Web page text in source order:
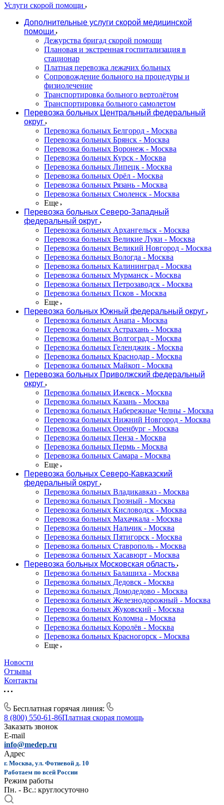
Услуги скорой помощи
Дополнительные услуги скорой медицинской
помощи
Дежурства бригад скорой помощи
Плановая и экстренная госпитализация в
стационар
Платная перевозка лежачих больных
Сопровождение больного на процедуры и
физиолечение
Транспортировка больного вертолётом
Транспортировка больного самолетом
Перевозка больных Центральный федеральный
округ
Перевозка больных Белгород - Москва
Перевозка больных Брянск - Москва
Перевозка больных Воронеж - Москва
Перевозка больных Курск - Москва
Перевозка больных Липецк - Москва
Перевозка больных Орёл - Москва
Перевозка больных Рязань - Москва
Перевозка больных Смоленск - Москва
Еще
Перевозка больных Северо-Западный
федеральный округ
Перевозка больных Архангельск - Москва
Перевозка больных Великие Луки - Москва
Перевозка больных Великий Новгород - Москва
Перевозка больных Вологда - Москва
Перевозка больных Калининград - Москва
Перевозка больных Мурманск - Москва
Перевозка больных Петрозаводск - Москва
Перевозка больных Псков - Москва
Еще
Перевозка больных Южный федеральный округ
Перевозка больных Анапа - Москва
Перевозка больных Астрахань - Москва
Перевозка больных Волгоград - Москва
Перевозка больных Геленджик - Москва
Перевозка больных Краснодар - Москва
Перевозка больных Майкоп - Москва
Перевозка больных Приволжский федеральный
округ
Перевозка больных Ижевск - Москва
Перевозка больных Казань - Москва
Перевозка больных Набережные Челны - Москва
Перевозка больных Нижний Новгород - Москва
Перевозка больных Оренбург - Москва
Перевозка больных Пенза - Москва
Перевозка больных Пермь - Москва
Перевозка больных Самара - Москва
Еще
Перевозка больных Северо-Кавказский
федеральный округ
Перевозка больных Владикавказ - Москва
Перевозка больных Грозный - Москва
Перевозка больных Кисловодск - Москва
Перевозка больных Махачкала - Москва
Перевозка больных Нальчик - Москва
Перевозка больных Пятигорск - Москва
Перевозка больных Ставрополь - Москва
Перевозка больных Хасавюрт - Москва
Перевозка больных Московская область
Перевозка больных Балашиха - Москва
Перевозка больных Дедовск - Москва
Перевозка больных Домодедово - Москва
Перевозка больных Железнодорожный - Москва
Перевозка больных Жуковский - Москва
Перевозка больных Коломна - Москва
Перевозка больных Королёв - Москва
Перевозка больных Красногорск - Москва
Еще
Новости
Отзывы
Контакты
Бесплатная горячая линия:
8 (800) 550-61-86Платная скорая помощь
Заказать звонок
E-mail
info@medep.ru
Адрес
г. Москва, ул. Фотиевой д. 10
Работаем по всей России
Режим работы
Пн. - Вс.: круглосуточно